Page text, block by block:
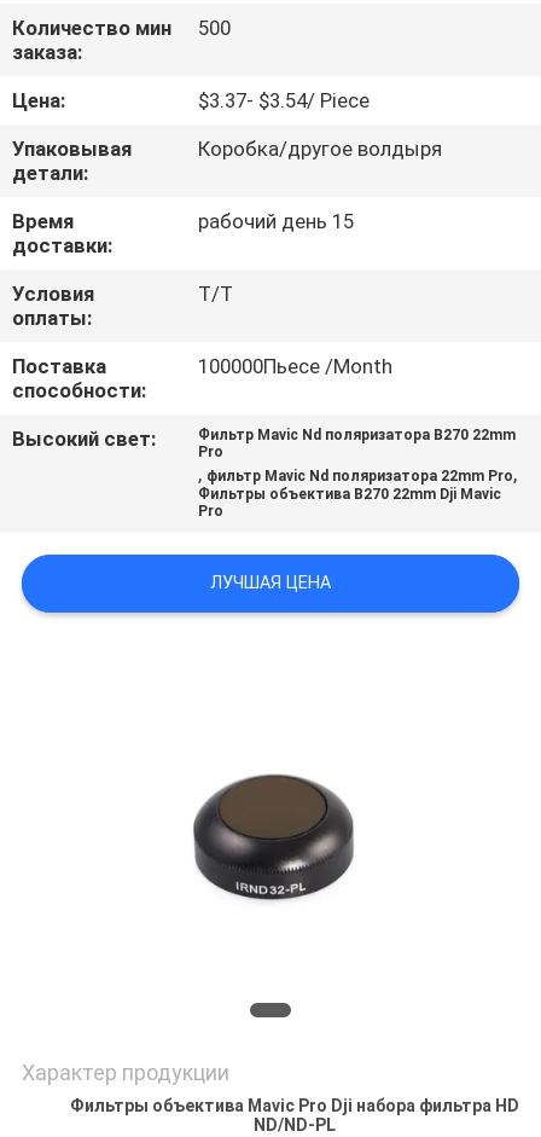
ПРОВЕРКА
КАЧЕСТВА
СВЯЖИТЕСЬ
МЫ
СПРОСИТЕ
ЦИТАТУ
КАРТА
Количество мин
заказа:
500
Цена:
$3.37- $3.54/ Piece
Упаковывая
детали:
Коробка/другое волдыря
Время
доставки:
рабочий день 15
Условия
оплаты:
Т/Т
Поставка
способности:
100000Пьесе /Month
Высокий свет:
Фильтр Mavic Nd поляризатора B270 22mm
Pro
, фильтр Mavic Nd поляризатора 22mm Pro,
Фильтры объектива B270 22mm Dji Mavic
Pro
ЛУЧШАЯ ЦЕНА
Характер продукции
Фильтры объектива Mavic Pro Dji набора фильтра HD
ND/ND-PL